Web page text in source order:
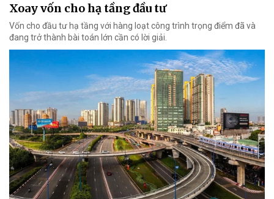
Xoay vốn cho hạ tầng đầu tư
Vốn cho đầu tư hạ tầng với hàng loạt công trình trọng điểm đã và
đang trở thành bài toán lớn cần có lời giải.